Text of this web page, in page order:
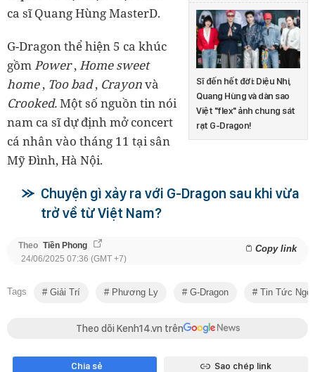
Sĩ đến hết đời: Diệu Nhi,
Quang Hùng và dàn sao
Việt "flex" ảnh chung sát
rạt G-Dragon!
ca sĩ Quang Hùng MasterD.
G-Dragon thể hiện 5 ca khúc
gồmPower,Home sweet
home, Too bad, Crayonvà
Crooked.Một số nguồn tin nói
nam ca sĩ dự định mở concert
cá nhân vào tháng 11 tại sân
Mỹ Đình, Hà Nội.
Chuyện gì xảy ra với G-Dragon sau khi vừa
trở về từ Việt Nam?
Theo Tiền Phong Copy link
24/06/2025 07:36 (GMT +7)
Tags Giải Trí Phương Ly G-Dragon Tin Tức Ngôi
Theo dõi Kenh14.vn trên
Chia sẻ Sao chép link